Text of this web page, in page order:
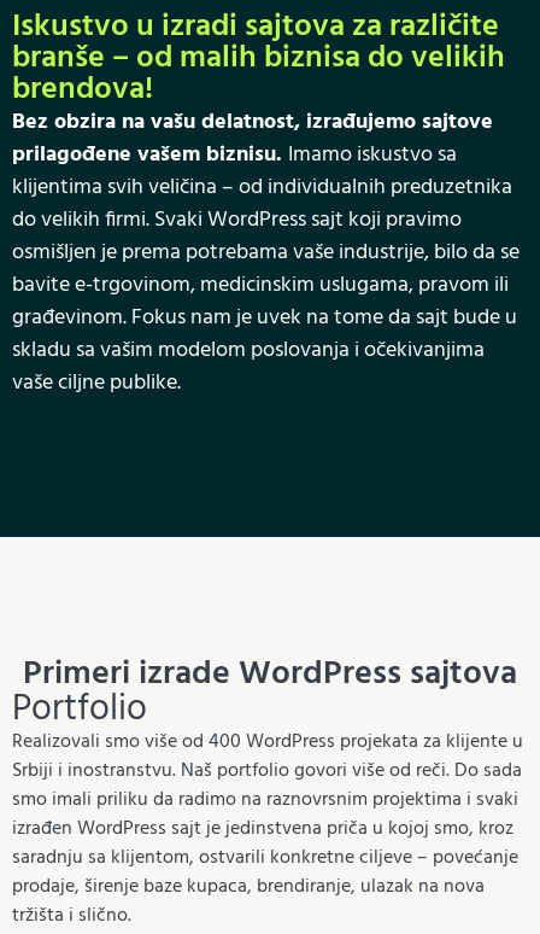
Iskustvo u izradi sajtova za različite
branše – od malih biznisa do velikih
brendova!
Bez obzira na vašu delatnost, izrađujemo sajtove
prilagođene vašem biznisu. Imamo iskustvo sa
klijentima svih veličina – od individualnih preduzetnika
do velikih firmi. Svaki WordPress sajt koji pravimo
osmišljen je prema potrebama vaše industrije, bilo da se
bavite e-trgovinom, medicinskim uslugama, pravom ili
građevinom. Fokus nam je uvek na tome da sajt bude u
skladu sa vašim modelom poslovanja i očekivanjima
vaše ciljne publike.
Primeri izrade WordPress sajtova
Portfolio
Realizovali smo više od 400 WordPress projekata za klijente u
Srbiji i inostranstvu. Naš portfolio govori više od reči. Do sada
smo imali priliku da radimo na raznovrsnim projektima i svaki
izrađen WordPress sajt je jedinstvena priča u kojoj smo, kroz
saradnju sa klijentom, ostvarili konkretne ciljeve – povećanje
prodaje, širenje baze kupaca, brendiranje, ulazak na nova
tržišta i slično.